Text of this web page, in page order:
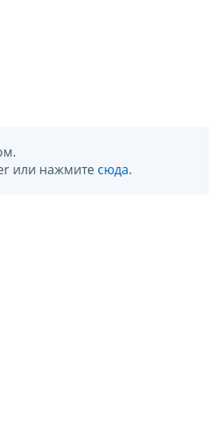
или нажмите сюда.